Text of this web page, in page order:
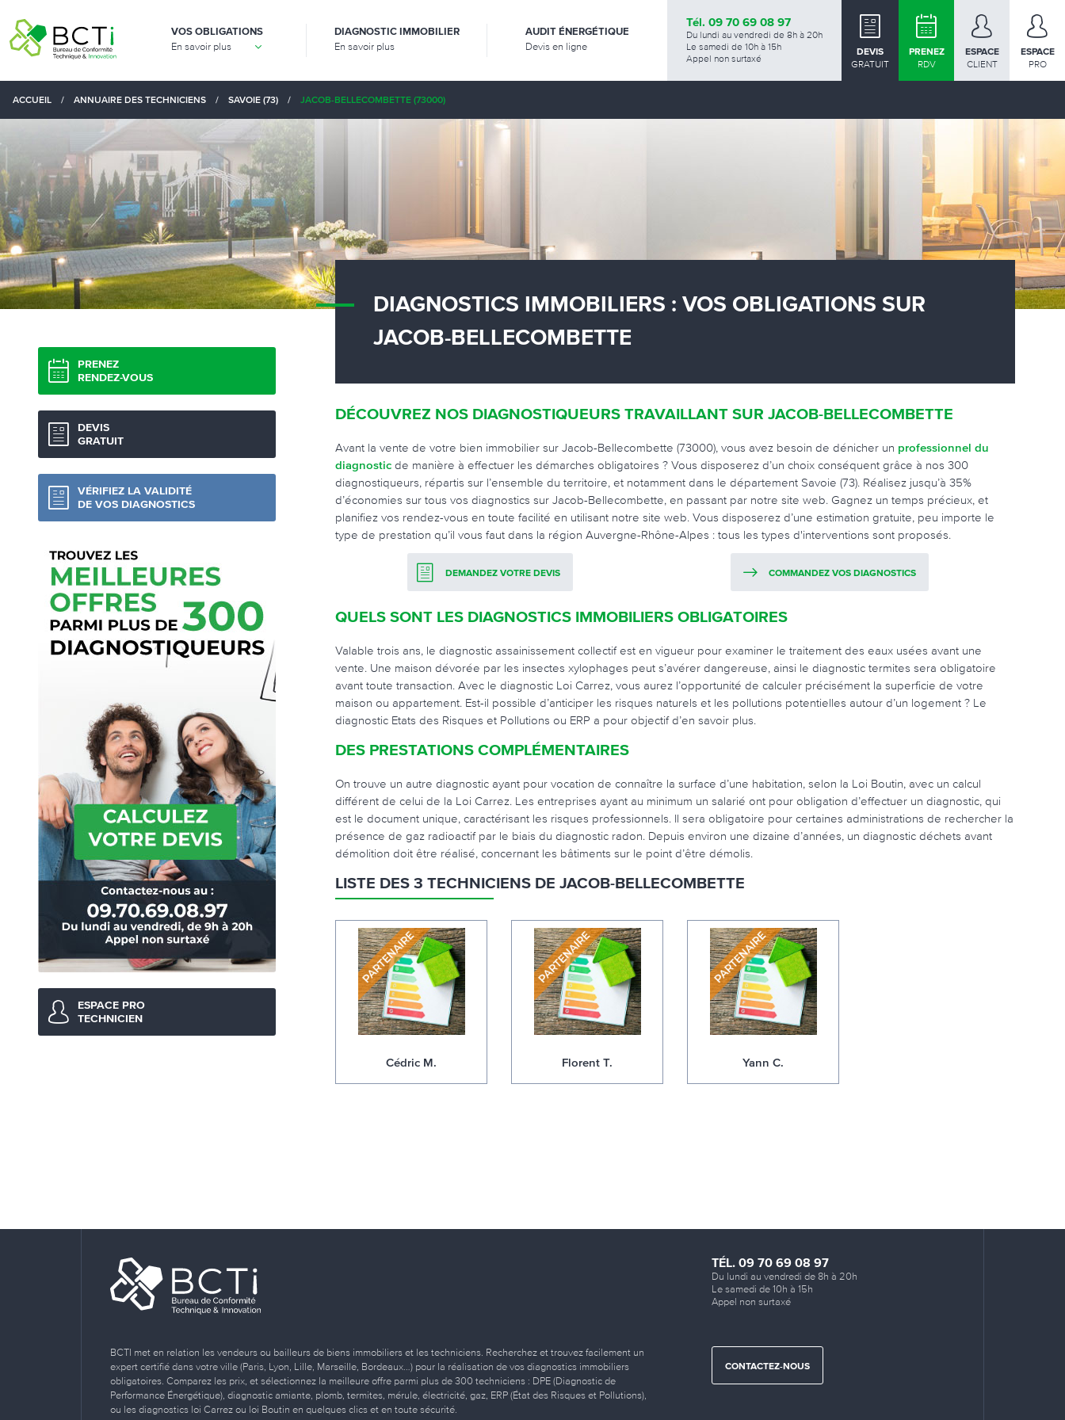
VOS OBLIGATIONS
En savoir plus
DIAGNOSTIC IMMOBILIER
En savoir plus
AUDIT ÉNERGÉTIQUE
Devis en ligne
Tél. 09 70 69 08 97
Du lundi au vendredi de 8h à 20h
Le samedi de 10h à 15h
Appel non surtaxé
DEVIS
GRATUIT
PRENEZ
RDV
ESPACE
CLIENT
ESPACE
PRO
ACCUEIL / ANNUAIRE DES TECHNICIENS / SAVOIE (73) / JACOB-BELLECOMBETTE (73000)
PRENEZ
RENDEZ-VOUS
DEVIS
GRATUIT
VÉRIFIEZ LA VALIDITÉ
DE VOS DIAGNOSTICS
ESPACE PRO
TECHNICIEN
DIAGNOSTICS IMMOBILIERS : VOS OBLIGATIONS SUR
JACOB-BELLECOMBETTE
DÉCOUVREZ NOS DIAGNOSTIQUEURS TRAVAILLANT SUR JACOB-BELLECOMBETTE
Avant la vente de votre bien immobilier sur Jacob-Bellecombette (73000), vous avez besoin de dénicher un professionnel du
diagnostic de manière à effectuer les démarches obligatoires ? Vous disposerez d’un choix conséquent grâce à nos 300
diagnostiqueurs, répartis sur l’ensemble du territoire, et notamment dans le département Savoie (73). Réalisez jusqu’à 35%
d’économies sur tous vos diagnostics sur Jacob-Bellecombette, en passant par notre site web. Gagnez un temps précieux, et
planifiez vos rendez-vous en toute facilité en utilisant notre site web. Vous disposerez d’une estimation gratuite, peu importe le
type de prestation qu’il vous faut dans la région Auvergne-Rhône-Alpes : tous les types d'interventions sont proposés.
DEMANDEZ VOTRE DEVIS COMMANDEZ VOS DIAGNOSTICS
QUELS SONT LES DIAGNOSTICS IMMOBILIERS OBLIGATOIRES
Valable trois ans, le diagnostic assainissement collectif est en vigueur pour examiner le traitement des eaux usées avant une
vente. Une maison dévorée par les insectes xylophages peut s’avérer dangereuse, ainsi le diagnostic termites sera obligatoire
avant toute transaction. Avec le diagnostic Loi Carrez, vous aurez l’opportunité de calculer précisément la superficie de votre
maison ou appartement. Est-il possible d’anticiper les risques naturels et les pollutions potentielles autour d’un logement ? Le
diagnostic Etats des Risques et Pollutions ou ERP a pour objectif d’en savoir plus.
DES PRESTATIONS COMPLÉMENTAIRES
On trouve un autre diagnostic ayant pour vocation de connaître la surface d’une habitation, selon la Loi Boutin, avec un calcul
différent de celui de la Loi Carrez. Les entreprises ayant au minimum un salarié ont pour obligation d’effectuer un diagnostic, qui
est le document unique, caractérisant les risques professionnels. Il sera obligatoire pour certaines administrations de rechercher la
présence de gaz radioactif par le biais du diagnostic radon. Depuis environ une dizaine d’années, un diagnostic déchets avant
démolition doit être réalisé, concernant les bâtiments sur le point d’être démolis.
LISTE DES 3 TECHNICIENS DE JACOB-BELLECOMBETTE
Cédric M. Florent T. Yann C.
BCTI met en relation les vendeurs ou bailleurs de biens immobiliers et les techniciens. Recherchez et trouvez facilement un
expert certifié dans votre ville (Paris, Lyon, Lille, Marseille, Bordeaux…) pour la réalisation de vos diagnostics immobiliers
obligatoires. Comparez les prix, et sélectionnez la meilleure offre parmi plus de 300 techniciens : DPE (Diagnostic de
Performance Énergétique), diagnostic amiante, plomb, termites, mérule, électricité, gaz, ERP (État des Risques et Pollutions),
ou les diagnostics loi Carrez ou loi Boutin en quelques clics et en toute sécurité.
TÉL. 09 70 69 08 97
Du lundi au vendredi de 8h à 20h
Le samedi de 10h à 15h
Appel non surtaxé
CONTACTEZ-NOUS